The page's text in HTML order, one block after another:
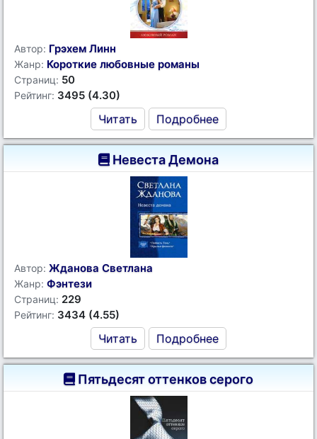
Автор: Грэхем Линн
Жанр: Короткие любовные романы
Страниц: 50
Рейтинг: 3495 (4.30)
Читать Подробнее
Невеста Демона
Автор: Жданова Светлана
Жанр: Фэнтези
Страниц: 229
Рейтинг: 3434 (4.55)
Читать Подробнее
Пятьдесят оттенков серого